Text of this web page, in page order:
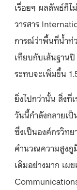
เรื่อยๆ ผลลัพธ์ก็
วารสาร
การณ์ว่าพื้นที่น้ำท่
เทียบกับเส้นฐาน
ระทบจะเพิ่มขึ้น
ยิ่งไปกว่านั้น สิ่งที่
วันนี้กำลังกลายเ
ซึ่งเป็นองค์กรวิท
คำนวณความสูงภู
เดิมอย่างมาก เผ